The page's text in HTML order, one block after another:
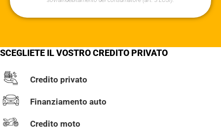
SCEGLIETE IL VOSTRO CREDITO PRIVATO
Credito privato
Finanziamento auto
Credito moto